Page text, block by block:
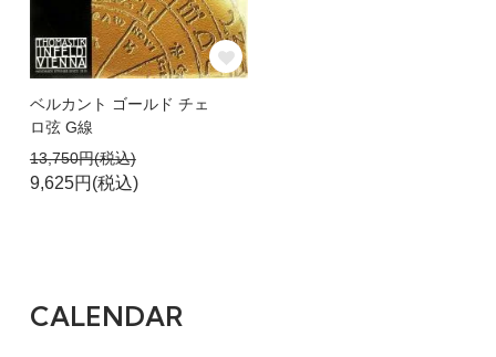
ベルカント ゴールド チェ
ロ弦 G線
13,750円(税込)
9,625円(税込)
CALENDAR